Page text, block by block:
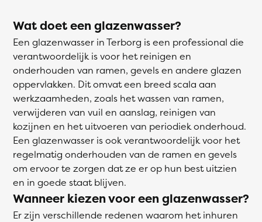
Wat doet een glazenwasser?
Een glazenwasser in Terborg is een professional die
verantwoordelijk is voor het reinigen en
onderhouden van ramen, gevels en andere glazen
oppervlakken. Dit omvat een breed scala aan
werkzaamheden, zoals het wassen van ramen,
verwijderen van vuil en aanslag, reinigen van
kozijnen en het uitvoeren van periodiek onderhoud.
Een glazenwasser is ook verantwoordelijk voor het
regelmatig onderhouden van de ramen en gevels
om ervoor te zorgen dat ze er op hun best uitzien
en in goede staat blijven.
Wanneer kiezen voor een glazenwasser?
Er zijn verschillende redenen waarom het inhuren